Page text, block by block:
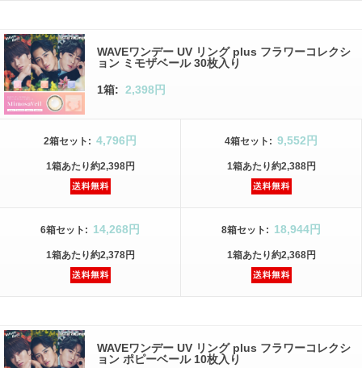
WAVEワンデー UV リング plus フラワーコレクシ
ョン ミモザベール 30枚入り
1箱: 2,398円
2箱セット : 4,796円
1箱あたり約2,398円
4箱セット : 9,552円
1箱あたり約2,388円
6箱セット : 14,268円
1箱あたり約2,378円
8箱セット : 18,944円
1箱あたり約2,368円
WAVEワンデー UV リング plus フラワーコレクシ
ョン ポピーベール 10枚入り